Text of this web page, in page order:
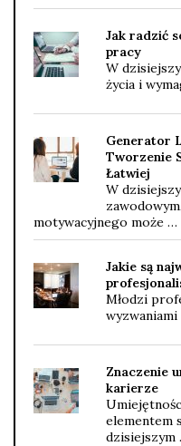
Jak radzić
pracy
W
życia i
Generator
Tworzenie
Łatwiej
W
motywacyjnego może …
Jakie są
Młodzi
Znaczenie
karierze
elementem
dzisiejszym